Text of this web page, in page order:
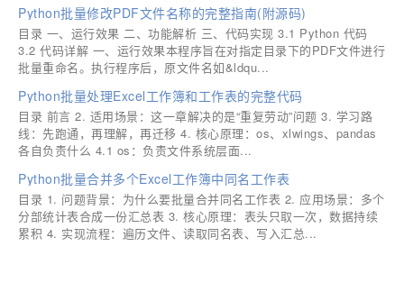
Python批量修改PDF文件名称的完整指南(附源码)
目录 一、运行效果 二、功能解析 三、代码实现 3.1 Python 代码
3.2 代码详解 一、运行效果本程序旨在对指定目录下的PDF文件进行
批量重命名。执行程序后，原文件名如&ldqu...
Python批量处理Excel工作簿和工作表的完整代码
目录 前言 2. 适用场景：这一章解决的是“重复劳动”问题 3. 学习路
线：先跑通，再理解，再迁移 4. 核心原理：os、xlwings、pandas
各自负责什么 4.1 os：负责文件系统层面...
Python批量合并多个Excel工作簿中同名工作表
目录 1. 问题背景：为什么要批量合并同名工作表 2. 应用场景：多个
分部统计表合成一份汇总表 3. 核心原理：表头只取一次，数据持续
累积 4. 实现流程：遍历文件、读取同名表、写入汇总...